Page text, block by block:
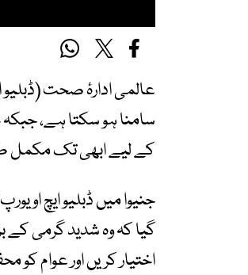
عالمی ادارۂ صحت (ڈبلیو
سامنا ہو سکتا ہے،
کے لیے ابھی تک مکمل
جنیوا میں ڈبلیو ایچ او
گیا کہ وہ شدید گرمی
اختیار کریں اور عوام کو